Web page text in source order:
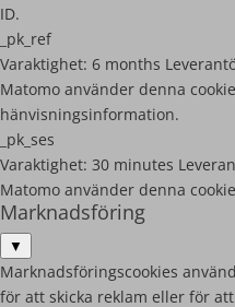
ID.
_pk_ref
Varaktighet: 6 months
Matomo använder denna
hänvisningsinformation.
_pk_ses
Varaktighet: 30 minutes
Matomo använder denna
Marknadsföring
▼
Marknadsföringscookies
för att skicka reklam eller för